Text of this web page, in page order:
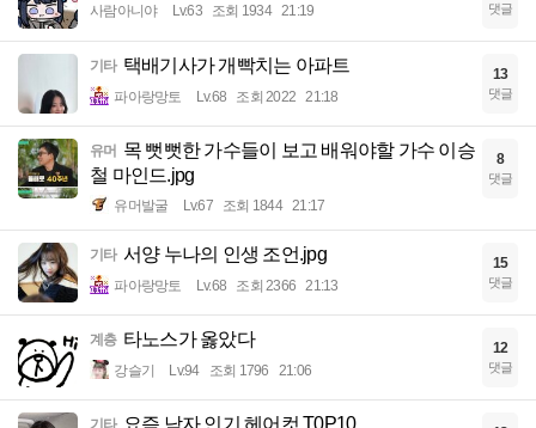
사람아니야 Lv.63 조회 1934 21:19 댓글
기타 택배기사가 개빡치는 아파트
파아랑망토 Lv.68 조회 2022 21:18
13
댓글
유머 목 뻣뻣한 가수들이 보고 배워야할 가수 이승
철 마인드.jpg
유머발굴 Lv.67 조회 1844 21:17
8
댓글
기타 서양 누나의 인생 조언.jpg
파아랑망토 Lv.68 조회 2366 21:13
15
댓글
계층 타노스가 옳았다
강슬기 Lv.94 조회 1796 21:06
12
댓글